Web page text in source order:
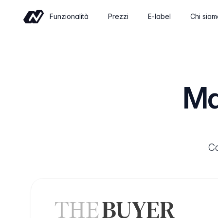
Funzionalità Prezzi E-label Chi